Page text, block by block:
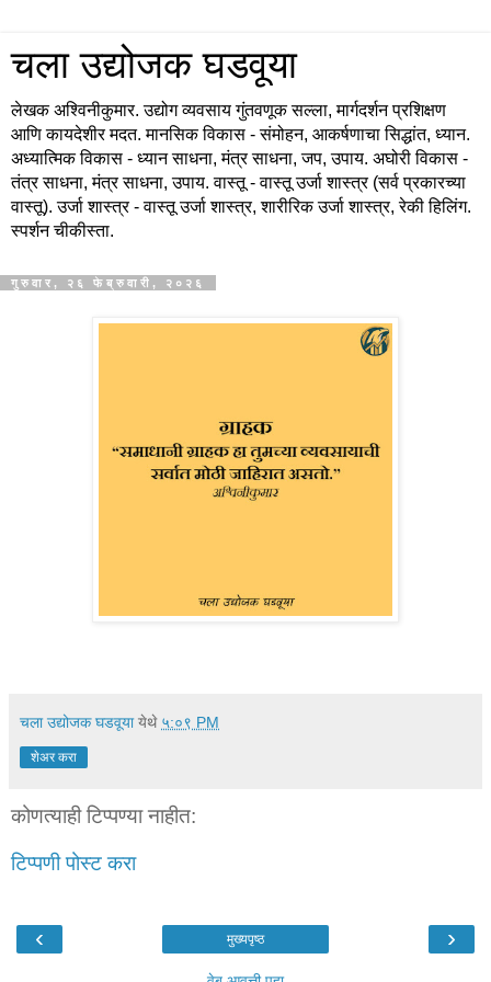
चला उद्योजक घडवूया
लेखक अश्विनीकुमार. उद्योग व्यवसाय गुंतवणूक सल्ला, मार्गदर्शन प्रशिक्षण
आणि कायदेशीर मदत. मानसिक विकास - संमोहन, आकर्षणाचा सिद्धांत, ध्यान.
अध्यात्मिक विकास - ध्यान साधना, मंत्र साधना, जप, उपाय. अघोरी विकास -
तंत्र साधना, मंत्र साधना, उपाय. वास्तू - वास्तू उर्जा शास्त्र (सर्व प्रकारच्या
वास्तू). उर्जा शास्त्र - वास्तू उर्जा शास्त्र, शारीरिक उर्जा शास्त्र, रेकी हिलिंग.
स्पर्शन चीकीस्ता.
गुरुवार, २६ फेब्रुवारी, २०२६
चला उद्योजक घडवूया येथे ५:०९ PM
शेअर करा
कोणत्याही टिप्पण्‍या नाहीत:
टिप्पणी पोस्ट करा
‹ ›
मुख्यपृष्ठ